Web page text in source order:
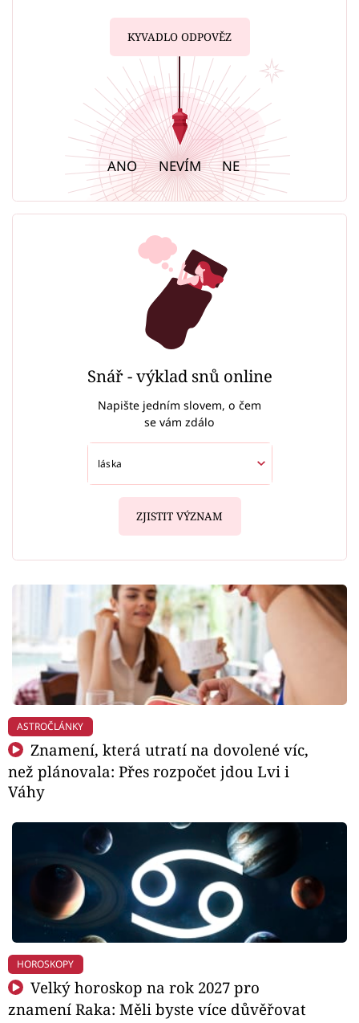
KYVADLO ODPOVĚZ
ANO NEVÍM NE
Snář - výklad snů online
Napište jedním slovem, o čem
se vám zdálo
ZJISTIT VÝZNAM
ASTROČLÁNKY
Znamení, která utratí na dovolené víc,
než plánovala: Přes rozpočet jdou Lvi i
Váhy
HOROSKOPY
Velký horoskop na rok 2027 pro
znamení Raka: Měli byste více důvěřovat